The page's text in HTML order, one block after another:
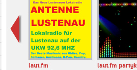
laut.fm
laut.fm